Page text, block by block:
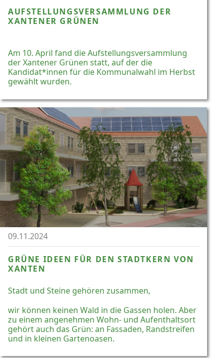
AUFSTELLUNGSVERSAMMLUNG DER
XANTENER GRÜNEN
Am 10. April fand die Aufstellungsversammlung
der Xantener Grünen statt, auf der die
Kandidat*innen für die Kommunalwahl im Herbst
gewählt wurden.
09.11.2024
GRÜNE IDEEN FÜR DEN STADTKERN VON
XANTEN
Stadt und Steine gehören zusammen,
wir können keinen Wald in die Gassen holen. Aber
zu einem angenehmen Wohn- und Aufenthaltsort
gehört auch das Grün: an Fassaden, Randstreifen
und in kleinen Gartenoasen.